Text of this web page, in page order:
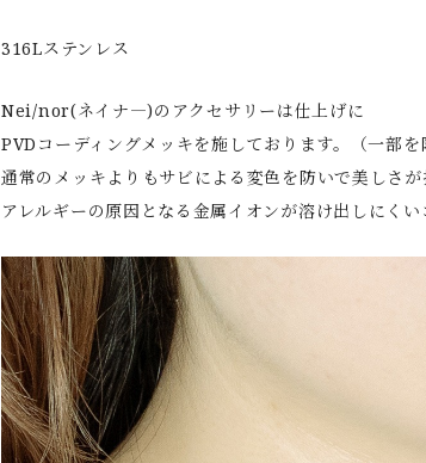
316Lステンレス
Nei/nor(ネイナ―)のアクセサリーは仕上げに
PVDコーディングメッキを施しております。（一部を
通常のメッキよりもサビによる変色を防いで美しさが
アレルギーの原因となる金属イオンが溶け出しにくい